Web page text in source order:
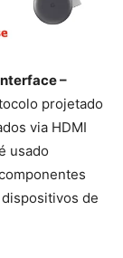
–
projetado
via HDMI
usado
de